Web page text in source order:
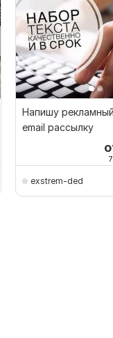
Напишу
email рассылку
exstrem-ded